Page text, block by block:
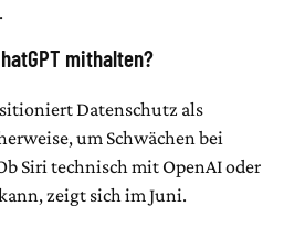
mithalten?
Datenschutz als
um Schwächen bei
Siri technisch mit OpenAI oder
zeigt sich im Juni.